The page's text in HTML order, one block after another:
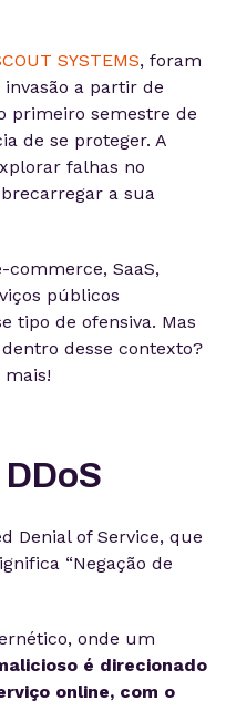
SYSTEMS, foram
a partir de
primeiro semestre de
de se proteger. A
falhas no
a sua
SaaS,
públicos
tipo de ofensiva. Mas
desse contexto?
Denial of Service, que
“Negação de
onde um
é direcionado
online, com o